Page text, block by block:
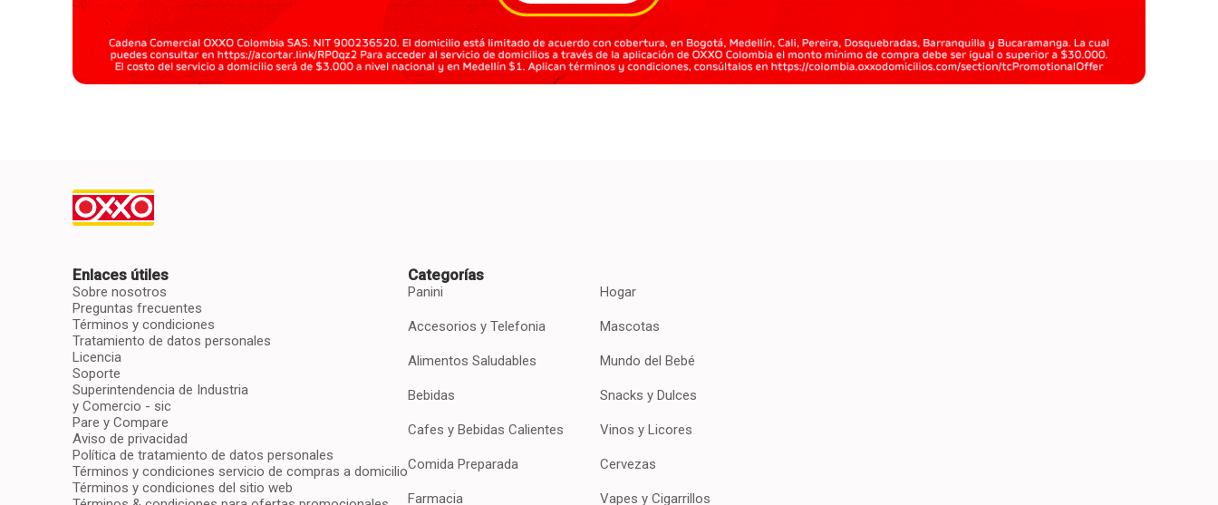
Enlaces útiles
Sobre nosotros
Preguntas frecuentes
Términos y condiciones
Tratamiento de datos personales
Licencia
Soporte
Superintendencia de Industria
y Comercio - sic
Pare y Compare
Aviso de privacidad
Política de tratamiento de datos personales
Términos y condiciones servicio de compras a domicilio
Términos y condiciones del sitio web
Categorías
Panini
Accesorios y Telefonia
Alimentos Saludables
Bebidas
Cafes y Bebidas Calientes
Comida Preparada
Farmacia
Hogar
Mascotas
Mundo del Bebé
Snacks y Dulces
Vinos y Licores
Cervezas
Vapes y Cigarrillos